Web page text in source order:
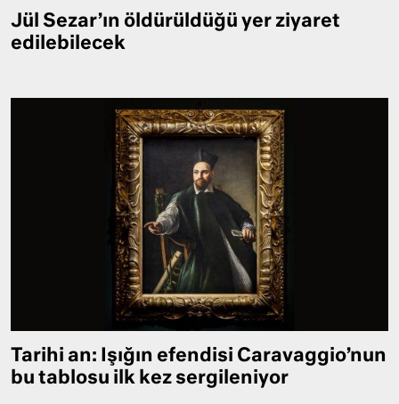
Jül Sezar’ın öldürüldüğü yer ziyaret
edilebilecek
Tarihi an: Işığın efendisi Caravaggio’nun
bu tablosu ilk kez sergileniyor